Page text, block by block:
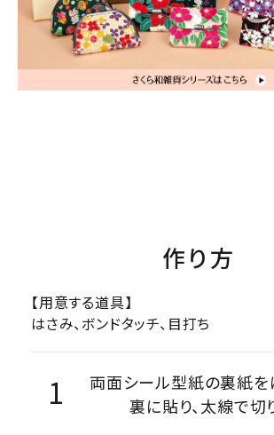
作り方
【用意する道具】
はさみ、ボンドタッチ、目打ち
両面シール型紙の裏紙を
裏に貼り、太線で切